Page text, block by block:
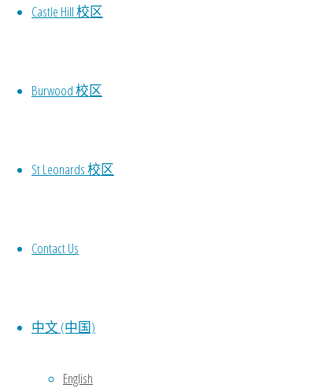
Castle Hill 校区
Burwood 校区
St Leonards 校区
Contact Us
中文 (中国)
English